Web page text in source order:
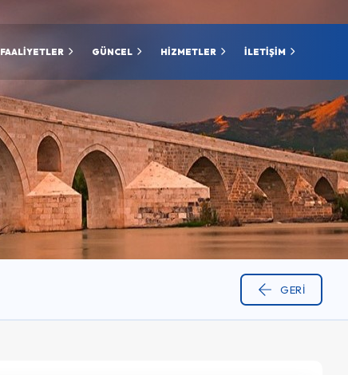
FAALİYETLER GÜNCEL HİZMETLER İLETİŞİM
GERI